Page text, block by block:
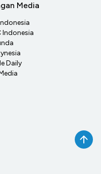
Media
Indonesia
Daily